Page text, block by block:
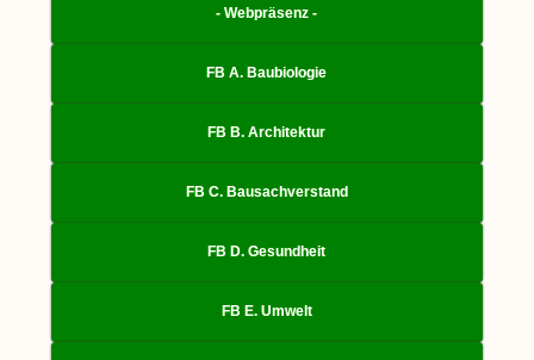
- Webpräsenz -
FB A. Baubiologie
FB B. Architektur
FB C. Bausachverstand
FB D. Gesundheit
FB E. Umwelt